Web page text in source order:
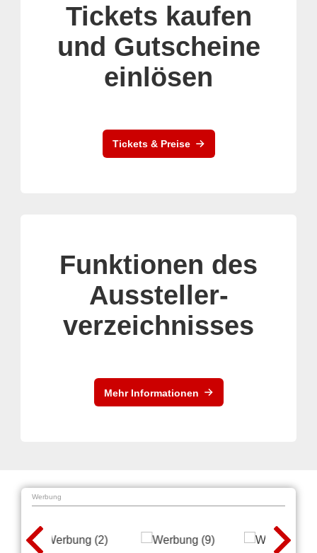
Tickets kaufen
und Gutscheine
einlösen
Tickets & Preise
Funktionen des
Aussteller-
verzeichnisses
Mehr Informationen
Werbung